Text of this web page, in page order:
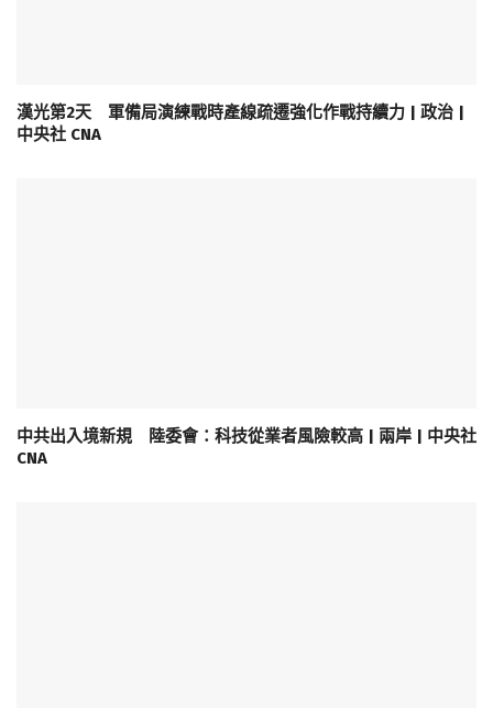
漢光第2天 軍備局演練戰時產線疏遷強化作戰持續力 | 政治 |
中央社 CNA
中共出入境新規 陸委會：科技從業者風險較高 | 兩岸 | 中央社
CNA